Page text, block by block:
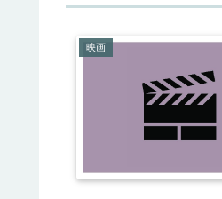
映画